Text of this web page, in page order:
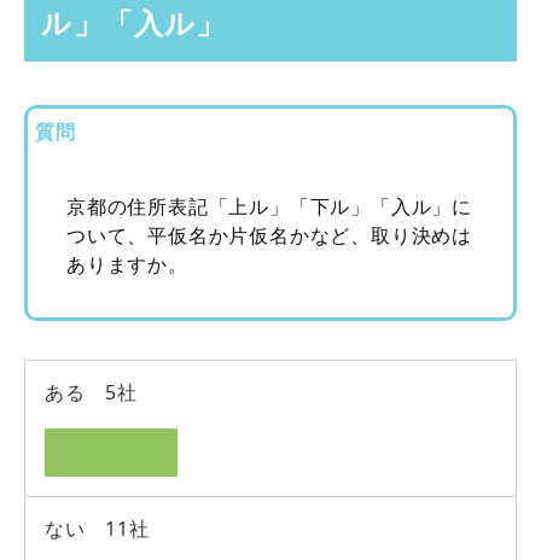
ル」「入ル」
質問
京都の住所表記「上ル」「下ル」「入ル」に
ついて、平仮名か片仮名かなど、取り決めは
ありますか。
ある 5社
ない 11社